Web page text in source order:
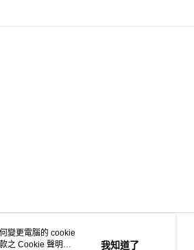
變更電腦的 cookie
之 Cookie 聲明使 我知道了